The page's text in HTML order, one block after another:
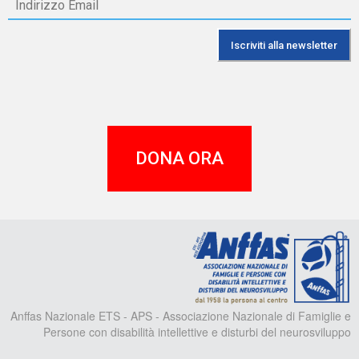
DONA ORA
Anffas Nazionale ETS - APS - Associazione Nazionale di Famiglie e
Persone con disabilità intellettive e disturbi del neurosviluppo